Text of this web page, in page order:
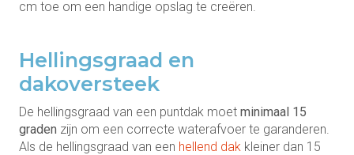
cm toe om een handige opslag te creëren.
Hellingsgraad en
dakoversteek
De hellingsgraad van een puntdak moet minimaal 15
graden zijn om een correcte waterafvoer te garanderen.
Als de hellingsgraad van een hellend dak kleiner dan 15